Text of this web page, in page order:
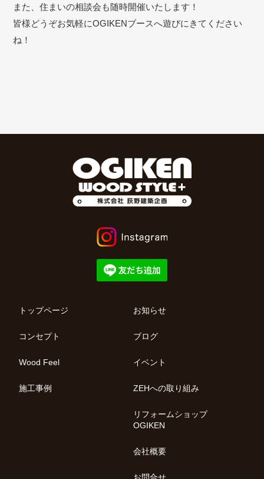
また、住まいの相談会も随時開催いたします！
皆様どうぞお気軽にOGIKENブースへ遊びにきてください
ね！
トップページ
コンセプト
Wood Feel
施工事例
お知らせ
ブログ
イベント
ZEHへの取り組み
リフォームショップ
OGIKEN
会社概要